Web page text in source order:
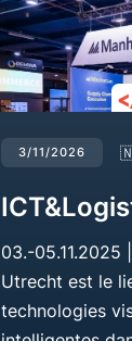
3/11/2026
03.-05.11.2025
Utrecht est le
technologies